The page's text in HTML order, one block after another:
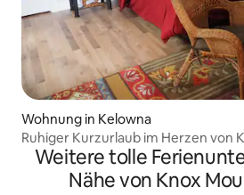
Wohnung in Kelowna
Ruhiger Kurzurlaub im Herzen von
Weitere tolle
Nähe von Knox